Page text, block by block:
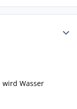
Wasser